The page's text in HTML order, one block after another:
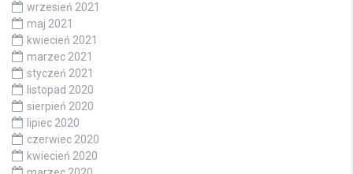
wrzesień 2021
maj 2021
kwiecień 2021
marzec 2021
styczeń 2021
listopad 2020
sierpień 2020
lipiec 2020
czerwiec 2020
kwiecień 2020